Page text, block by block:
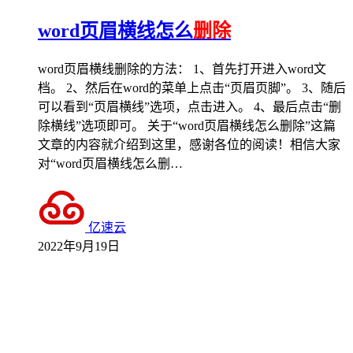
word页眉横线怎么删除
word页眉横线删除的方法： 1、首先打开进入word文
档。 2、然后在word的菜单上点击“页眉页脚”。 3、随后
可以看到“页眉横线”选项，点击进入。 4、最后点击“删
除横线”选项即可。 关于“word页眉横线怎么删除”这篇
文章的内容就介绍到这里，感谢各位的阅读！相信大家
对“word页眉横线怎么删…
亿速云
2022年9月19日